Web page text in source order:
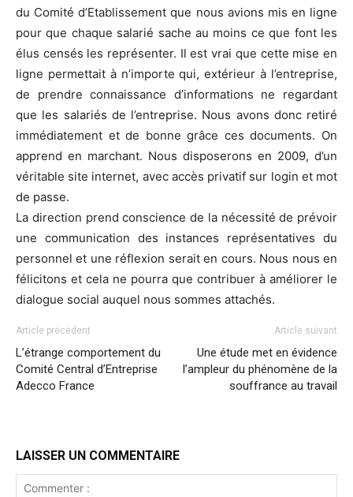
du Comité d’Etablissement que nous avions mis en ligne
pour que chaque salarié sache au moins ce que font les
élus censés les représenter. Il est vrai que cette mise en
ligne permettait à n’importe qui, extérieur à l’entreprise,
de prendre connaissance d’informations ne regardant
que les salariés de l’entreprise. Nous avons donc retiré
immédiatement et de bonne grâce ces documents. On
apprend en marchant. Nous disposerons en 2009, d’un
véritable site internet, avec accès privatif sur login et mot
de passe.
La direction prend conscience de la nécessité de prévoir
une communication des instances représentatives du
personnel et une réflexion serait en cours. Nous nous en
félicitons et cela ne pourra que contribuer à améliorer le
dialogue social auquel nous sommes attachés.
Article précédent
L’étrange comportement du
Comité Central d’Entreprise
Adecco France
Article suivant
Une étude met en évidence
l’ampleur du phénomène de la
souffrance au travail
LAISSER UN COMMENTAIRE